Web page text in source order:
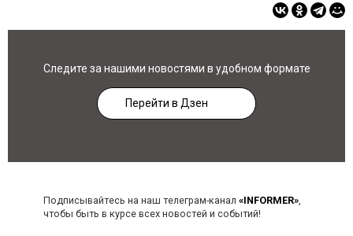
Следите за нашими новостями в удобном формате
Перейти в Дзен
Подписывайтесь на наш телеграм-канал «INFORMER»,
чтобы быть в курсе всех новостей и событий!